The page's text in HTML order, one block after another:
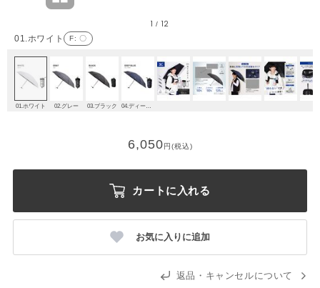
01.ホワイト F: 〇
1 / 12
01.ホワイト 02.グレー 03.ブラック
6,050円(税込)
カートに入れる
お気に入りに追加
返品・キャンセルについて